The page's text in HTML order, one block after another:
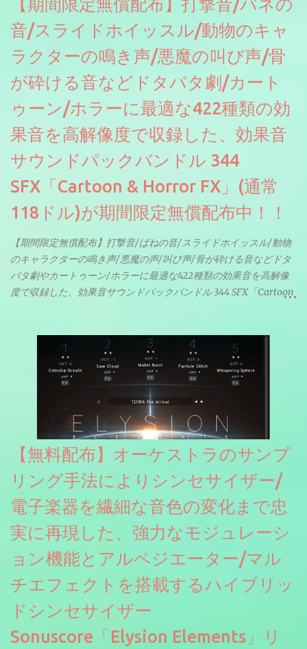
【期間限定無償配布】打撃音/バネの
音/スライドホイッスル/動物のキャ
ラクターの鳴き声/悪魔の叫び声/骨
が砕ける音などドタバタ劇/カート
ゥーン/ホラーに最適な422種類の効
果音を高解像度で収録した、効果音
サウンドパックバンドル 344
SFX「Cartoon & Horror FX」(通常
118ドル)が期間限定無償配布中！！
【期間限定無償配布】打撃音/ばねの音/スライドホイッスル/動物
のキャラクターの鳴き声/悪魔の声/叫び声/骨が砕ける音などドタ
バタ劇やカートゥーン/ホラーに最適な422種類の効果音を高解像
度で収録した、効果音サウンドパックバンドル 344 SFX「Cartoon
【無料配布】オーケストラのサンプ
リング手法によりシンセサイザー/
電子楽器を繊細な音色の変化まで忠
実に再現した、強力なモジュレーシ
ョン機能とアルペジエーター/マル
チエフェクトを搭載するハイブリッ
ドシンセサイザー
Sonuscore「Elysion Elements」リ